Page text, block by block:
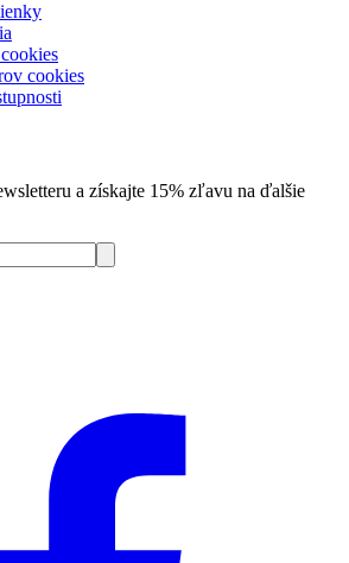
cookies
a získajte 15% zľavu na ďalšie